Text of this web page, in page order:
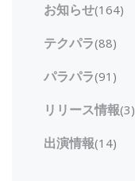
お知らせ(164)
テクパラ(88)
パラパラ(91)
リリース情報(3)
出演情報(14)